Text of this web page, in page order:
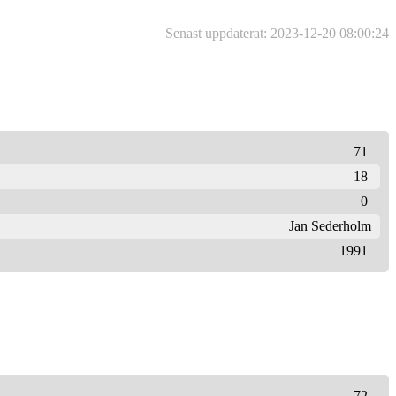
Senast uppdaterat: 2023-12-20 08:00:24
71
18
0
Jan Sederholm
1991